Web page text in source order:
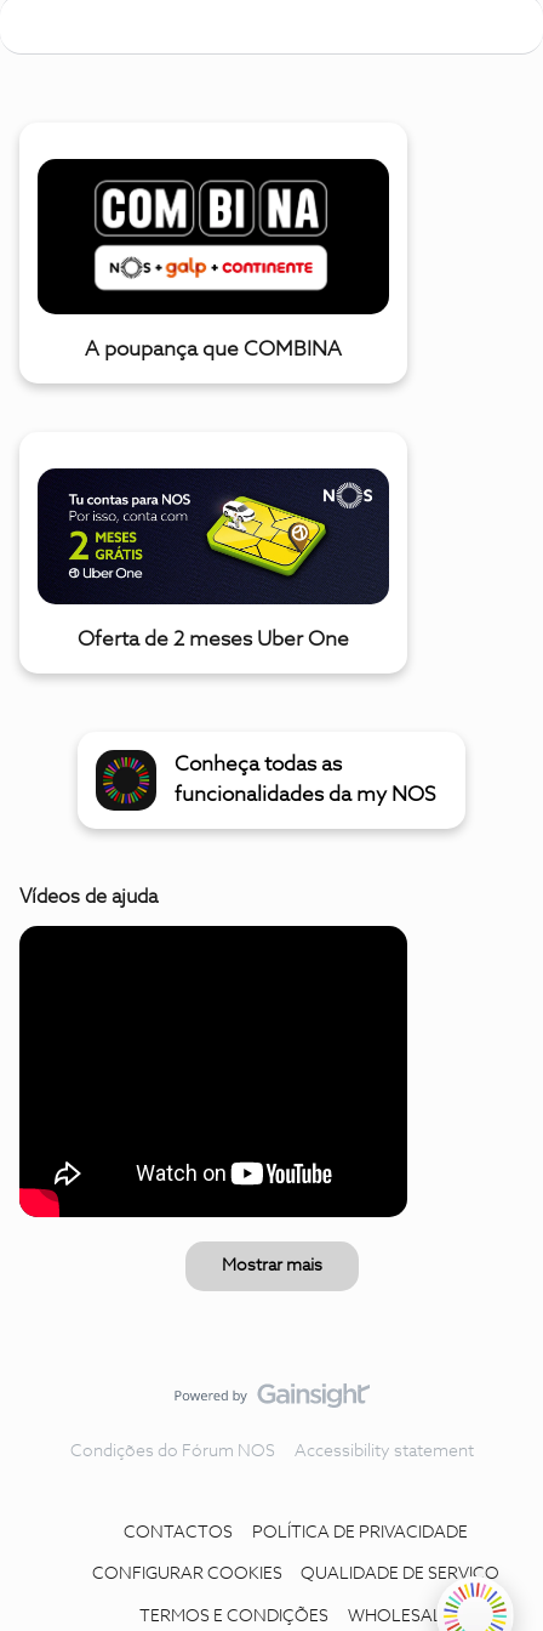
A poupança que COMBINA
Oferta de 2 meses Uber One
Conheça todas as
funcionalidades da my NOS
Vídeos de ajuda
Mostrar mais
Condições do Fórum NOS Accessibility statement
CONTACTOS POLÍTICA DE PRIVACIDADE
CONFIGURAR COOKIES QUALIDADE DE SERVIÇO
TERMOS E CONDIÇÕES WHOLESALE